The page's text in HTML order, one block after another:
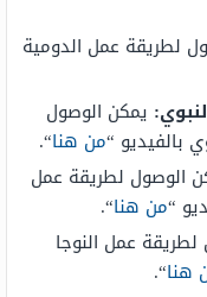
لطريقة عمل الدومية
يمكن الوصول
بالفيديو “من هنا“.
الوصول لطريقة عمل
“من هنا“.
عمل النوجا
هنا“.